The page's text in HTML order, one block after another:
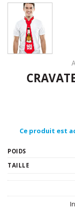
Ce produit est
POIDS
TAILLE